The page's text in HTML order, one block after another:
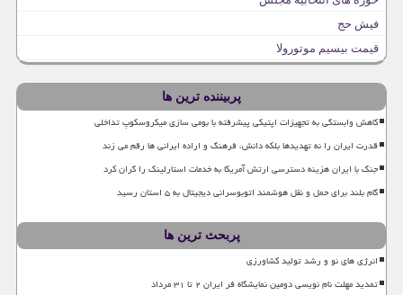
فیش حج
قیمت بیسیم موتورولا
پربیننده ترین ها
کاهش وابستگی به تجهیزات اپتیکی پیشرفته با بومی سازی میکروسکوپ تداخلی
قدرت ایران را نه تهدیدها بلکه دانش، فرهنگ و اراده ایرانی ها رقم می زند
جنگ با ایران هزینه دسترسی ارتش آمریکا به خدمات استارلینک را گران کرد
گام بلند برای حمل و نقل هوشمند اتوبوسرانی دیجیتال به ۵ استان رسید
پربحث ترین ها
انرژی های نو و رشد تولید کشاورزی
تمدید مهلت نام نویسی دومین نمایشگاه فر ایران ۲ تا ۳۱ مرداد